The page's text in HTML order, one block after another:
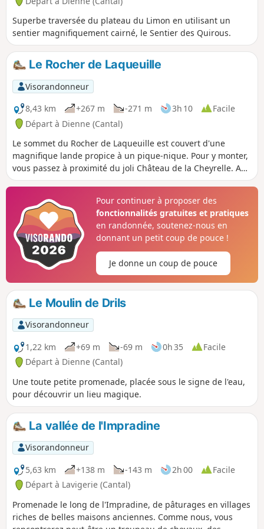
Superbe traversée du plateau du Limon en utilisant un
sentier magnifiquement cairné, le Sentier des Quirous.
Le Rocher de Laqueuille
Visorandonneur
8,43 km
+267 m -271 m 3h 10
Facile
Départ à Dienne (Cantal)
Le sommet du Rocher de Laqueuille est couvert d'une
magnifique lande propice à un pique-nique. Pour y monter,
vous passez à proximité du joli Château de la Cheyrelle. Au
retour, ne manquez pas de visiter le beau village de Dienne
clocher à peigne et de très belles maisons anciennes.
Pour continuer à proposer des
fonctionnalités gratuites et pratiques
en randonnée, soutenez-nous en
donnant un petit coup de pouce !
Je donne un coup de pouce
Le Moulin de Drils
Visorandonneur
1,22 km
+69 m -69 m 0h 35
Facile
Départ à Dienne (Cantal)
Une toute petite promenade, placée sous le signe de l'eau,
pour découvrir un lieu magique.
La vallée de l'Impradine
Visorandonneur
5,63 km
+138 m -143 m 2h 00
Facile
Départ à Lavigerie (Cantal)
Promenade le long de l'Impradine, de pâturages en villages
riches de belles maisons anciennes. Comme nous, vous